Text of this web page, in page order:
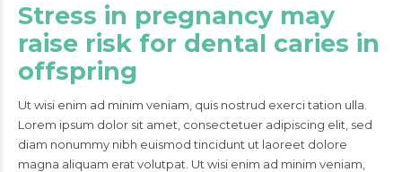
Stress in pregnancy may
raise risk for dental caries in
offspring
Ut wisi enim ad minim veniam, quis nostrud exerci tation ulla.
Lorem ipsum dolor sit amet, consectetuer adipiscing elit, sed
diam nonummy nibh euismod tincidunt ut laoreet dolore
magna aliquam erat volutpat. Ut wisi enim ad minim veniam,